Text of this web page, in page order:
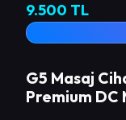
9.500 TL
G5 Masaj
Premium DC